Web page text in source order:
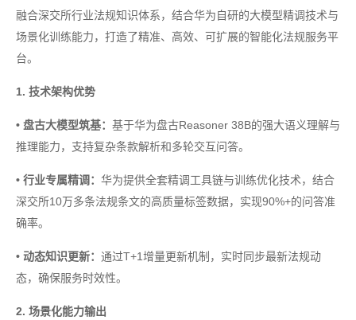
融合深交所行业法规知识体系，结合华为自研的大模型精调技术与
场景化训练能力，打造了精准、高效、可扩展的智能化法规服务平
台。
1. 技术架构优势
• 盘古大模型筑基： 基于华为盘古Reasoner 38B的强大语义理解与
推理能力，支持复杂条款解析和多轮交互问答。
• 行业专属精调： 华为提供全套精调工具链与训练优化技术，结合
深交所10万多条法规条文的高质量标签数据，实现90%+的问答准
确率。
• 动态知识更新： 通过T+1增量更新机制，实时同步最新法规动
态，确保服务时效性。
2. 场景化能力输出